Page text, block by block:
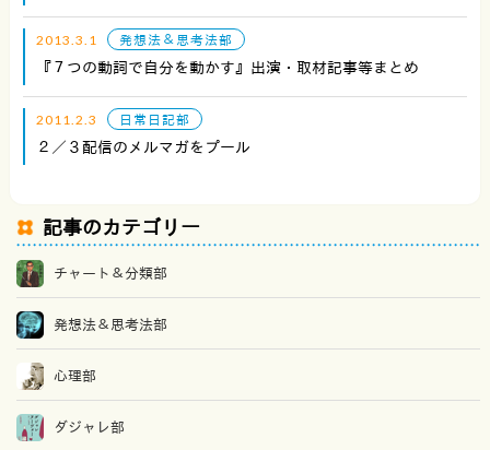
2013.3.1 発想法＆思考法部
『７つの動詞で自分を動かす』出演・取材記事等まとめ
2011.2.3 日常日記部
２／３配信のメルマガをプール
記事のカテゴリー
チャート＆分類部
発想法＆思考法部
心理部
ダジャレ部